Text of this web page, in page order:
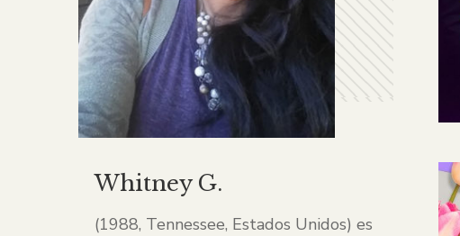
Whitney G.
(1988, Tennessee, Estados Unidos) es